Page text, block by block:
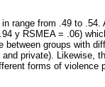
range from .49 to
y RSMEA = .06)
groups with
private). Likewise,
forms of violence